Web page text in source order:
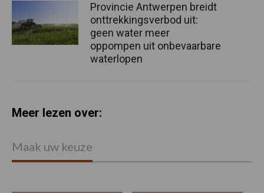
Provincie Antwerpen breidt
onttrekkingsverbod uit:
geen water meer
oppompen uit onbevaarbare
waterlopen
Meer lezen over:
Maak uw keuze